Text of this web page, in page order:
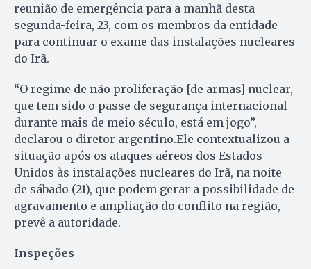
reunião de emergência para a manhã desta
segunda-feira, 23, com os membros da entidade
para continuar o exame das instalações nucleares
do Irã.
“O regime de não proliferação [de armas] nuclear,
que tem sido o passe de segurança internacional
durante mais de meio século, está em jogo”,
declarou o diretor argentino.Ele contextualizou a
situação após os ataques aéreos dos Estados
Unidos às instalações nucleares do Irã, na noite
de sábado (21), que podem gerar a possibilidade de
agravamento e ampliação do conflito na região,
prevê a autoridade.
Inspeções